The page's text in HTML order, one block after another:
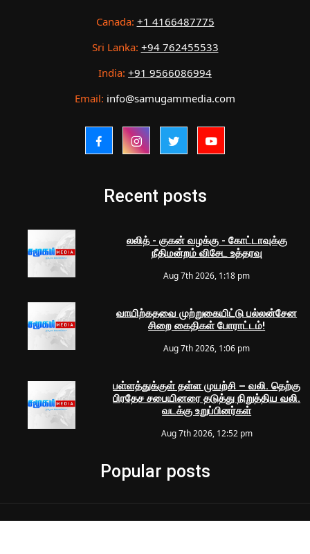
Canada: +1 4166487775
Sri Lanka: +94 762455533
India: +91 9566086994
Email: info@samugammedia.com
Recent posts
லலித் - குகன் வழக்கு - கோட்டாவுக்கு
நீதிமன்றம் விசேட உத்தரவு
Aug 7th 2026, 1:18 pm
வாயிற்கதவை முற்றுகையிட்டு பல்லன்சேன
சிறை கைதிகள் போராட்டம்!
Aug 7th 2026, 1:06 pm
பள்ளத்துக்குள் தள்ள முயற்சி – வலி. தெற்கு
பிரதேச சபையினரை தடுத்து நிறுத்திய வலி.
வடக்கு உறுப்பினர்கள்
Aug 7th 2026, 12:52 pm
Popular posts